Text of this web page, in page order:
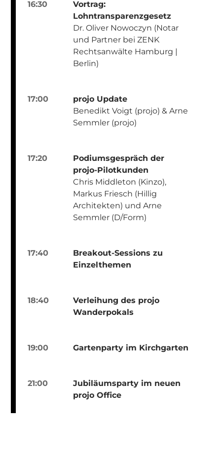
16:30
Vortrag:
Lohntransparenzgesetz
Dr. Oliver Nowoczyn (Notar
und Partner bei ZENK
Rechtsanwälte Hamburg |
Berlin)
17:00
projo Update
Benedikt Voigt (projo) & Arne
Semmler (projo)
17:20
Podiumsgespräch der
projo-Pilotkunden
Chris Middleton (Kinzo),
Markus Friesch (Hillig
Architekten) und Arne
Semmler (D/Form)
17:40
Breakout-Sessions zu
Einzelthemen
18:40
Verleihung des projo
Wanderpokals
19:00 Gartenparty im Kirchgarten
21:00
Jubiläumsparty im neuen
projo Office